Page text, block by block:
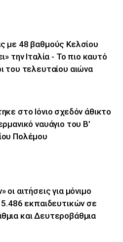
με 48 βαθμούς Κελσίου
την Ιταλία - Το πιο καυτό
του τελευταίου αιώνα
στο Ιόνιο σχεδόν άθικτο
ναυάγιο του Β’
Πολέμου
οι αιτήσεις για μόνιμο
5.486 εκπαιδευτικών σε
και Δευτεροβάθμια